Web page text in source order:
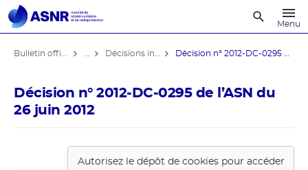
Menu
Décision n° 2012-DC-0295 de l’ASN du
26 juin 2012
Autorisez le dépôt de cookies pour accéder